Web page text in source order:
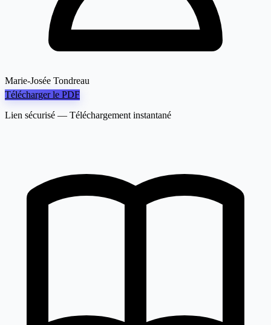
Marie-Josée Tondreau
Télécharger le PDF
Lien sécurisé — Téléchargement instantané